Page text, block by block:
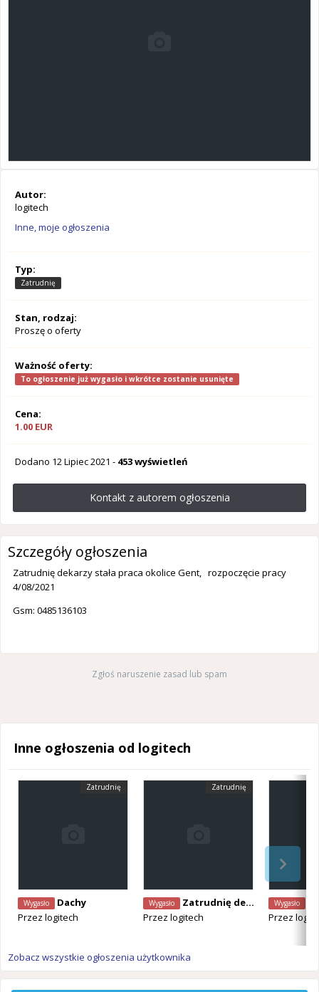
Autor:
logitech
Inne, moje ogłoszenia
Typ:
Zatrudnię
Stan, rodzaj:
Proszę o oferty
Ważność oferty:
To ogłoszenie już wygasło i wkrótce zostanie usunięte
Cena:
1.00 EUR
Dodano 12 Lipiec 2021 - 453 wyświetleń
Kontakt z autorem ogłoszenia
Szczegóły ogłoszenia
Zatrudnię dekarzy stała praca okolice Gent, rozpoczęcie pracy
4/08/2021
Gsm: 0485136103
Zgłoś naruszenie zasad lub spam
Inne ogłoszenia od logitech
Zatrudnię
Wygasło
Dachy
Przez logitech
Zatrudnię
Wygasło
Zatrudnię dekarza
Przez logitech
Wygasło
Przez
Zobacz wszystkie ogłoszenia użytkownika